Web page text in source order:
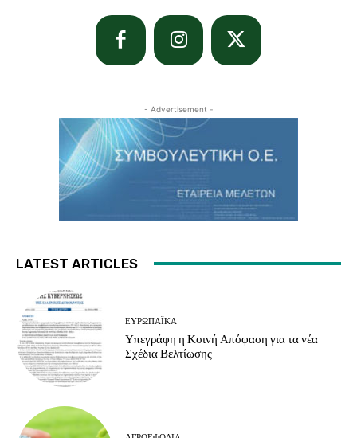
- Advertisement -
LATEST ARTICLES
ΕΥΡΩΠΑΪΚΆ
Υπεγράφη η Κοινή Απόφαση για τα νέα
Σχέδια Βελτίωσης